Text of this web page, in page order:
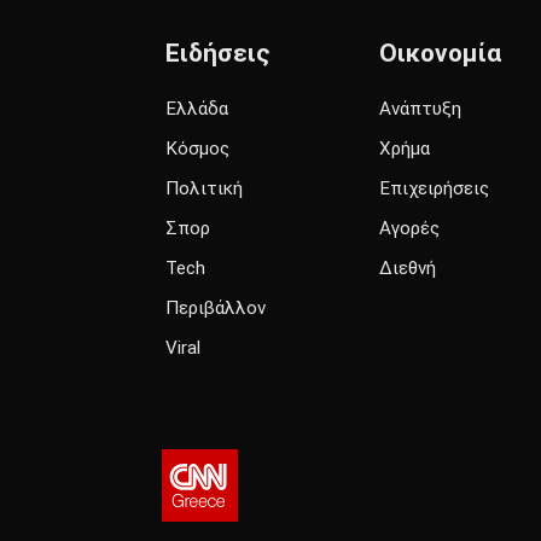
Ειδήσεις
Ελλάδα
Κόσμος
Πολιτική
Σπορ
Tech
Περιβάλλον
Viral
Οικονομία
Ανάπτυξη
Χρήμα
Επιχειρήσεις
Αγορές
Διεθνή